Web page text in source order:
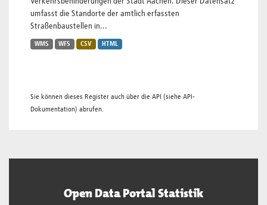
umfasst die Standorte der amtlich erfassten
Straßenbaustellen in...
WMS WFS CSV HTML
Sie können dieses Register auch über die API (siehe API-
Dokumentation) abrufen.
Open Data Portal Statistik